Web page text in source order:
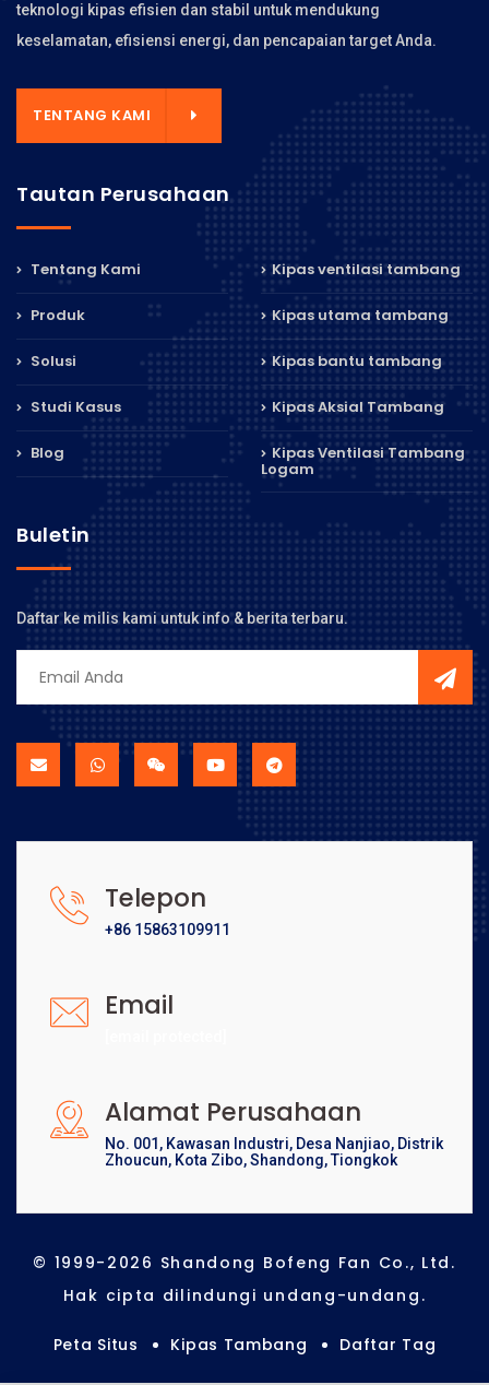
teknologi kipas efisien dan stabil untuk mendukung
keselamatan, efisiensi energi, dan pencapaian target Anda.
TENTANG KAMI
Tautan Perusahaan
Tentang Kami
Produk
Solusi
Studi Kasus
Blog
Kipas ventilasi tambang
Kipas utama tambang
Kipas bantu tambang
Kipas Aksial Tambang
Kipas Ventilasi Tambang
Logam
Buletin
Daftar ke milis kami untuk info & berita terbaru.
Telepon
+86 15863109911
Email
Alamat Perusahaan
No. 001, Kawasan Industri, Desa Nanjiao, Distrik
Zhoucun, Kota Zibo, Shandong, Tiongkok
© 1999-2026 Shandong Bofeng Fan Co., Ltd.
Hak cipta dilindungi undang-undang.
Peta Situs Kipas Tambang Daftar Tag